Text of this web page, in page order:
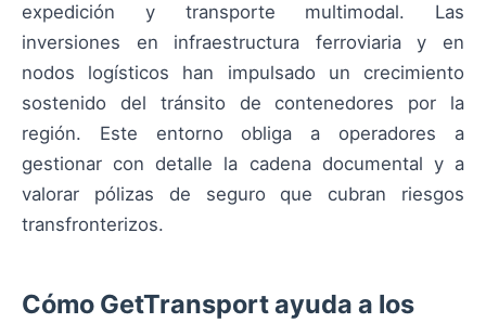
expedición y transporte multimodal. Las
inversiones en infraestructura ferroviaria y en
nodos logísticos han impulsado un crecimiento
sostenido del tránsito de contenedores por la
región. Este entorno obliga a operadores a
gestionar con detalle la cadena documental y a
valorar pólizas de seguro que cubran riesgos
transfronterizos.
Cómo GetTransport ayuda a los